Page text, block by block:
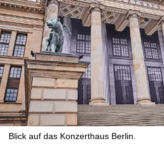
Blick auf das Konzerthaus Berlin.